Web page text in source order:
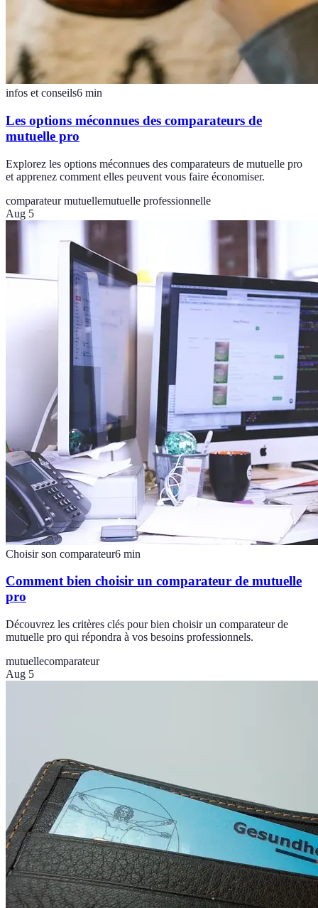
infos et conseils6 min
Les options méconnues des comparateurs de
mutuelle pro
Explorez les options méconnues des comparateurs de mutuelle pro
et apprenez comment elles peuvent vous faire économiser.
comparateur mutuellemutuelle professionnelle
Aug 5
Choisir son comparateur6 min
Comment bien choisir un comparateur de mutuelle
pro
Découvrez les critères clés pour bien choisir un comparateur de
mutuelle pro qui répondra à vos besoins professionnels.
mutuellecomparateur
Aug 5